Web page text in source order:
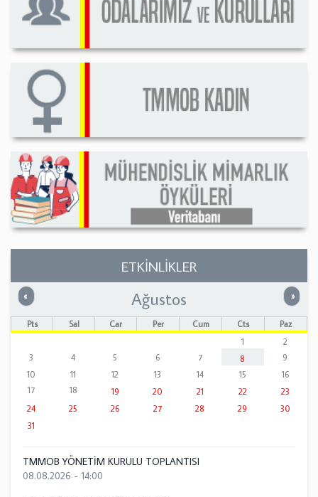
ETKİNLİKLER
« Önceki »
Ağustos
Pts Sal Çar Per Cum Cts
Paz
1
2
3
4 5 6 7 8
9
10
11 12 13 14 15
16
17
18 19 20 21 22
23
24
25 26 27 28 29
30
31
TMMOB YÖNETİM KURULU TOPLANTISI
08.08.2026 - 14:00